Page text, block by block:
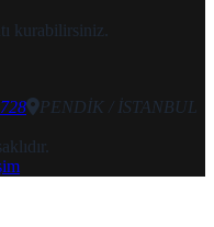
kurabilirsiniz.
PENDİK / İSTANBUL